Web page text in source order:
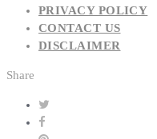
PRIVACY POLICY
CONTACT US
DISCLAIMER
Share